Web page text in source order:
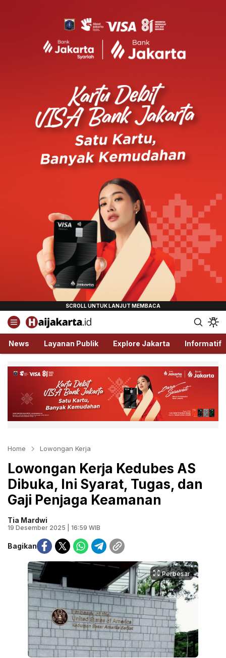
Haijakarta.id
Semua Tentang Jakarta Ada Disini!
News Layanan Publik Explore Jakarta Informatif
Home Lowongan Kerja
Lowongan Kerja Kedubes AS
Dibuka, Ini Syarat, Tugas, dan
Gaji Penjaga Keamanan
Tia Mardwi
19 Desember 2025 | 16:59 WIB
Bagikan
Perbesar